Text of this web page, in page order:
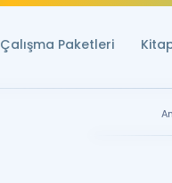
Çalışma Paketleri